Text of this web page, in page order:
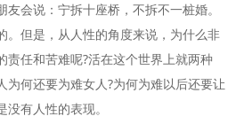
会说：宁拆十座桥，不拆不一桩婚。
。但是，从人性的角度来说，为什么非
责任和苦难呢?活在这个世界上就两种
为何还要为难女人?为何为难以后还要让
有人性的表现。